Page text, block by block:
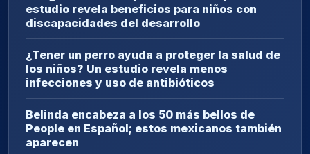
estudio revela beneficios para niños con
discapacidades del desarrollo
¿Tener un perro ayuda a proteger la salud de
los niños? Un estudio revela menos
infecciones y uso de antibióticos
Belinda encabeza a los 50 más bellos de
People en Español; estos mexicanos también
aparecen